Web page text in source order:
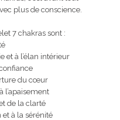
plus de conscience.
7 chakras sont :
et à l’élan intérieur
du cœur
l’apaisement
de la clarté
et à la sérénité